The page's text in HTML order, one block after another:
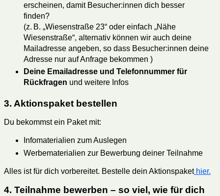
erscheinen, damit Besucher:innen dich besser
finden?
(z. B. „Wiesenstraße 23“ oder einfach „Nähe
Wiesenstraße“, alternativ können wir auch deine
Mailadresse angeben, so dass Besucher:innen deine
Adresse nur auf Anfrage bekommen )
Deine Emailadresse und Telefonnummer für
Rückfragen und weitere Infos
3. Aktionspaket bestellen
Du bekommst ein Paket mit:
Infomaterialien zum Auslegen
Werbematerialien zur Bewerbung deiner Teilnahme
Alles ist für dich vorbereitet. Bestelle dein Aktionspakethier.
4. Teilnahme bewerben – so viel, wie für dich